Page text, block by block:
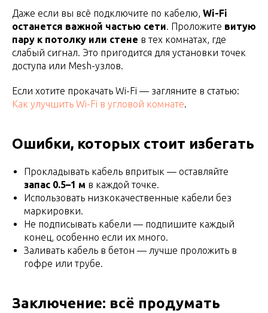
Даже если вы всё подключите по кабелю, Wi-Fi
останется важной частью сети. Проложите витую
пару к потолку или стене в тех комнатах, где
слабый сигнал. Это пригодится для установки точек
доступа или Mesh-узлов.
Если хотите прокачать Wi-Fi — загляните в статью:
Как улучшить Wi-Fi в угловой комнате.
Ошибки, которых стоит избегать
Прокладывать кабель впритык — оставляйте
запас 0.5–1 м в каждой точке.
Использовать низкокачественные кабели без
маркировки.
Не подписывать кабели — подпишите каждый
конец, особенно если их много.
Заливать кабель в бетон — лучше проложить в
гофре или трубе.
Заключение: всё продумать